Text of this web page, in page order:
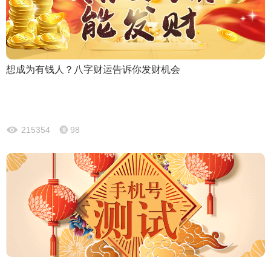
想成为有钱人？八字财运告诉你发财机会
215354 98